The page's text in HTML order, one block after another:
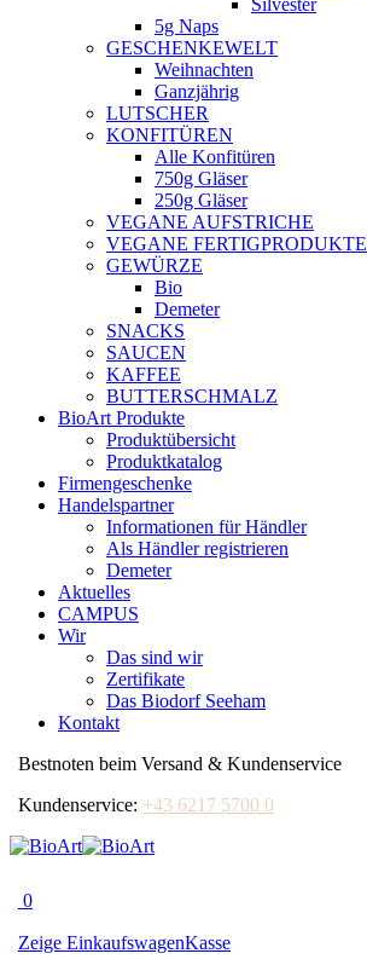
Silvester
5g Naps
GESCHENKEWELT
Weihnachten
Ganzjährig
LUTSCHER
KONFITÜREN
Alle Konfitüren
750g Gläser
250g Gläser
VEGANE AUFSTRICHE
VEGANE FERTIGPRODUKTE
GEWÜRZE
Bio
Demeter
SNACKS
SAUCEN
KAFFEE
BUTTERSCHMALZ
BioArt Produkte
Produktübersicht
Produktkatalog
Firmengeschenke
Handelspartner
Informationen für Händler
Als Händler registrieren
Demeter
Aktuelles
CAMPUS
Wir
Das sind wir
Zertifikate
Das Biodorf Seeham
Kontakt
Bestnoten beim Versand & Kundenservice
Kundenservice: +43 6217 5700 0
0
Zeige EinkaufswagenKasse